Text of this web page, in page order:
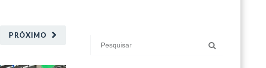
PRÓXIMO